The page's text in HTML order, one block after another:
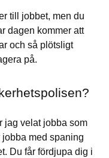
till jobbet, men du
dagen kommer att
och så plötsligt
på.
jag velat jobba som
med spaning
Du får fördjupa dig i